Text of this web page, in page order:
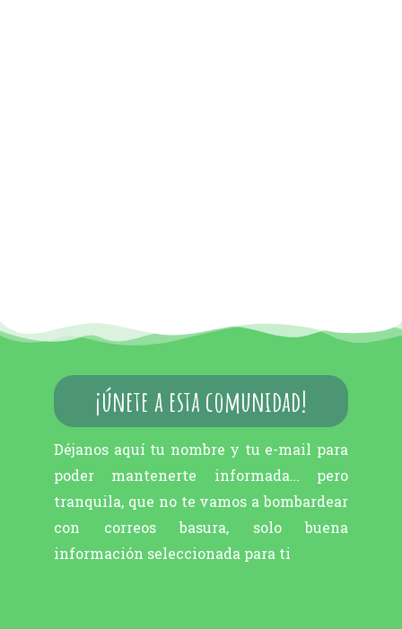
¡únete a esta comunidad!
Déjanos aquí tu nombre y tu e-mail para
poder mantenerte informada… pero
tranquila, que no te vamos a bombardear
con correos basura, solo buena
información seleccionada para ti